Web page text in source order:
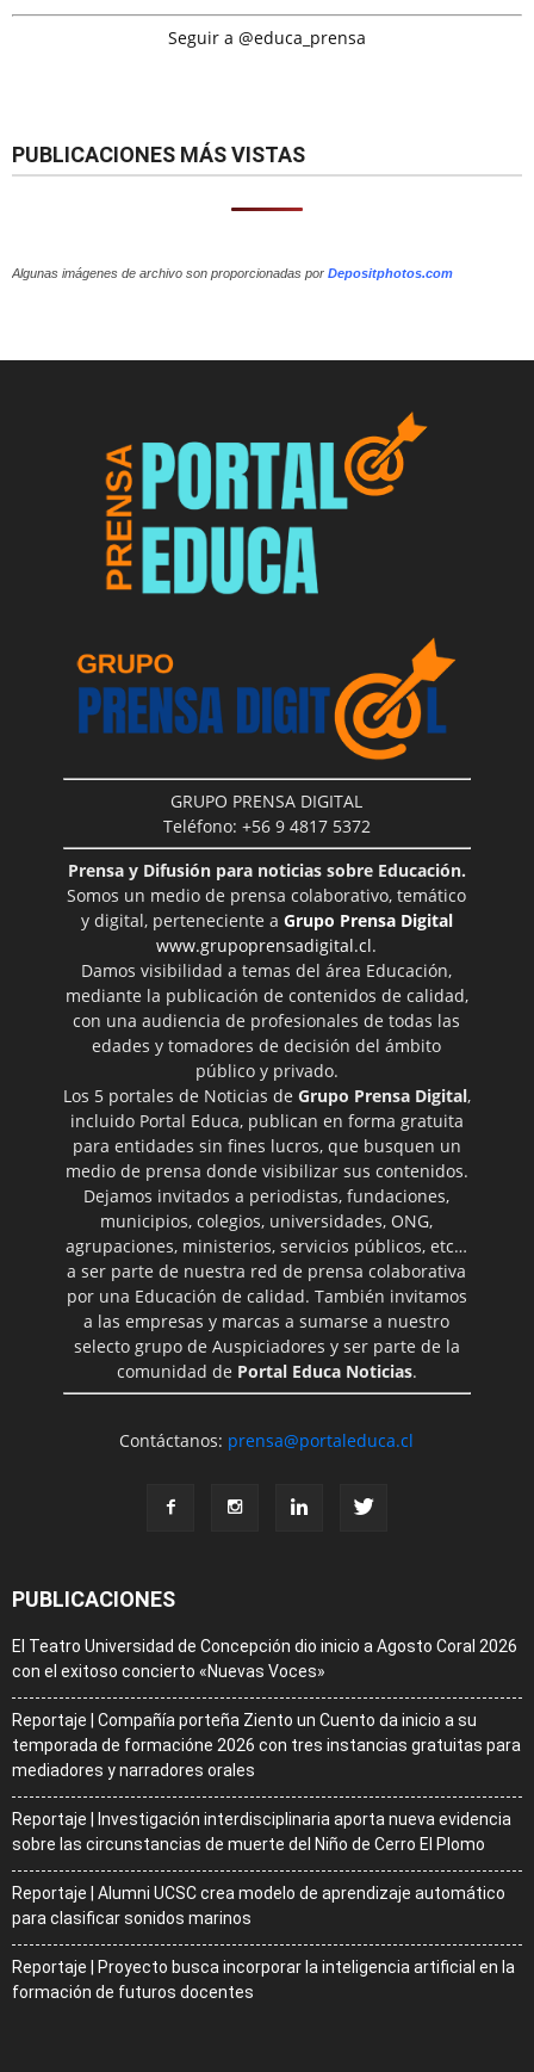
Seguir a @educa_prensa
PUBLICACIONES MÁS VISTAS
Algunas imágenes de archivo son proporcionadas por Depositphotos.com
GRUPO PRENSA DIGITAL
Teléfono: +56 9 4817 5372
Prensa y Difusión para noticias sobre Educación.
Somos un medio de prensa colaborativo, temático
y digital, perteneciente a Grupo Prensa Digital
www.grupoprensadigital.cl.
Damos visibilidad a temas del área Educación,
mediante la publicación de contenidos de calidad,
con una audiencia de profesionales de todas las
edades y tomadores de decisión del ámbito
público y privado.
Los 5 portales de Noticias de Grupo Prensa Digital,
incluido Portal Educa, publican en forma gratuita
para entidades sin fines lucros, que busquen un
medio de prensa donde visibilizar sus contenidos.
Dejamos invitados a periodistas, fundaciones,
municipios, colegios, universidades, ONG,
agrupaciones, ministerios, servicios públicos, etc…
a ser parte de nuestra red de prensa colaborativa
por una Educación de calidad. También invitamos
a las empresas y marcas a sumarse a nuestro
selecto grupo de Auspiciadores y ser parte de la
comunidad de Portal Educa Noticias.
Contáctanos: prensa@portaleduca.cl
PUBLICACIONES
El Teatro Universidad de Concepción dio inicio a Agosto Coral 2026
con el exitoso concierto «Nuevas Voces»
Reportaje | Compañía porteña Ziento un Cuento da inicio a su
temporada de formacióne 2026 con tres instancias gratuitas para
mediadores y narradores orales
Reportaje | Investigación interdisciplinaria aporta nueva evidencia
sobre las circunstancias de muerte del Niño de Cerro El Plomo
Reportaje | Alumni UCSC crea modelo de aprendizaje automático
para clasificar sonidos marinos
Reportaje | Proyecto busca incorporar la inteligencia artificial en la
formación de futuros docentes